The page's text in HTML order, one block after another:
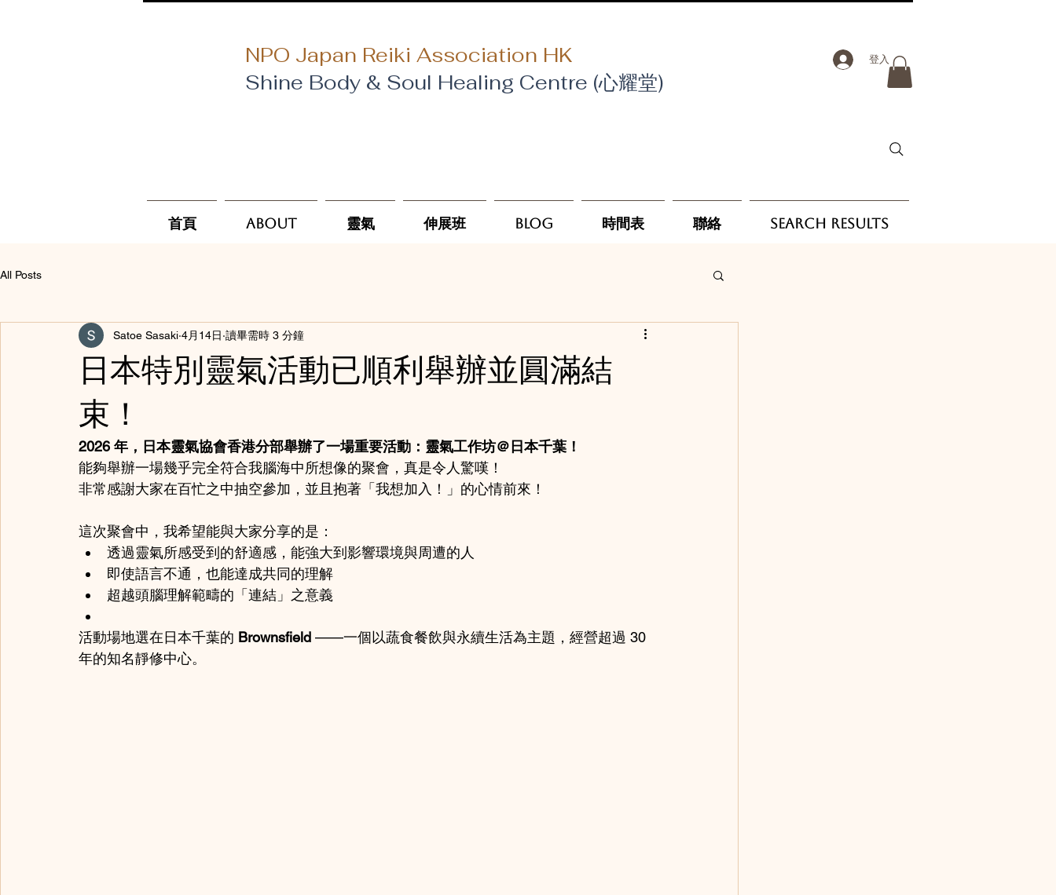
NPO Japan Reiki Association HK
Shine Body & Soul Healing Centre (心耀堂)
登入
首頁 About 靈氣 伸展班 Blog 時間表 聯絡 Search Results
All Posts
日本特別靈氣活動已順利舉辦並圓滿結
束！
Satoe Sasaki 4月14日 讀畢需時 3 分鐘
2026 年，日本靈氣協會香港分部舉辦了一場重要活動：靈氣工作坊＠日本千葉！
能夠舉辦一場幾乎完全符合我腦海中所想像的聚會，真是令人驚嘆！
非常感謝大家在百忙之中抽空參加，並且抱著「我想加入！」的心情前來！
這次聚會中，我希望能與大家分享的是：
透過靈氣所感受到的舒適感，能強大到影響環境與周遭的人
即使語言不通，也能達成共同的理解
超越頭腦理解範疇的「連結」之意義
活動場地選在日本千葉的 Brownsfield ——一個以蔬食餐飲與永續生活為主題，經營超過 30
年的知名靜修中心。